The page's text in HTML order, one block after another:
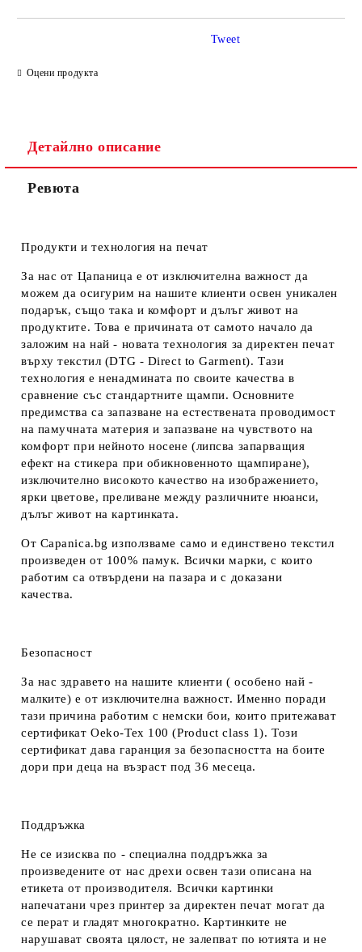
Оцени продукта
Tweet
Детайлно описание
Ревюта
Продукти и технология на печат
За нас от Цапаница е от изключителна важност да
можем да осигурим на нашите клиенти освен уникален
подарък, също така и комфорт и дълъг живот на
продуктите. Това е причината от самото начало да
заложим на най - новата технология за директен печат
върху текстил (DTG - Direct to Garment). Тази
технология е ненадмината по своите качества в
сравнение със стандартните щампи. Основните
предимства са запазване на естествената проводимост
на памучната материя и запазване на чувството на
комфорт при нейното носене (липсва запарващия
ефект на стикера при обикновенното щампиране),
изключително високото качество на изображението,
ярки цветове, преливане между различните нюанси,
дълъг живот на картинката.
От Capanica.bg използваме само и единствено текстил
произведен от 100% памук. Всички марки, с които
работим са отвърдени на пазара и с доказани
качества.
Безопасност
За нас здравето на нашите клиенти ( особено най -
малките) е от изключителна важност. Именно поради
тази причина работим с немски бои, които притежават
сертификат Oeko-Tex 100 (Product class 1). Този
сертификат дава гаранция за безопасността на боите
дори при деца на възраст под 36 месеца.
Поддръжка
Не се изисква по - специална поддръжка за
произведените от нас дрехи освен тази описана на
етикета от производителя. Всички картинки
напечатани чрез принтер за директен печат могат да
се перат и гладят многократно. Картинките не
нарушават своята цялост, не залепват по ютията и не